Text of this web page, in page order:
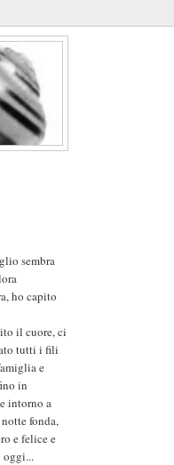
sembra
ho capito
il cuore, ci
tutti i fili
e
in
intorno a
fonda,
e felice e
oggi...